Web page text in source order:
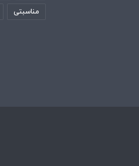
مناسبتی